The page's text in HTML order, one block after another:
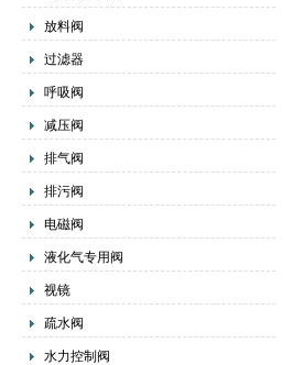
放料阀
过滤器
呼吸阀
减压阀
排气阀
排污阀
电磁阀
液化气专用阀
视镜
疏水阀
水力控制阀